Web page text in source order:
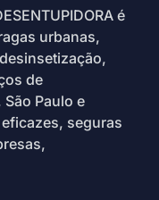
é
urbanas,
de
Paulo e
seguras